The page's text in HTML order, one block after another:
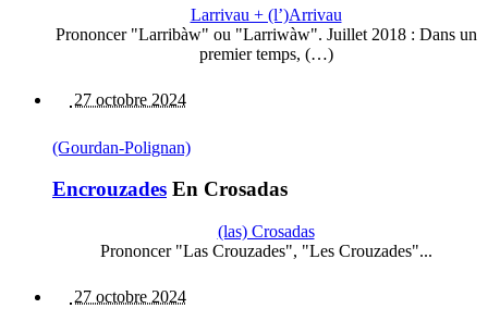
Larrivau + (l’)Arrivau
Prononcer "Larribàw" ou "Larriwàw". Juillet 2018 : Dans un
premier temps, (…)
27 octobre 2024
(Gourdan-Polignan)
Encrouzades En Crosadas
(las) Crosadas
Prononcer "Las Crouzades", "Les Crouzades"...
27 octobre 2024